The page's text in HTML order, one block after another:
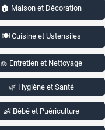
🏠 Maison et Décoration
🍽️ Cuisine et Ustensiles
🧽 Entretien et Nettoyage
🌿 Hygiène et Santé
👶 Bébé et Puériculture